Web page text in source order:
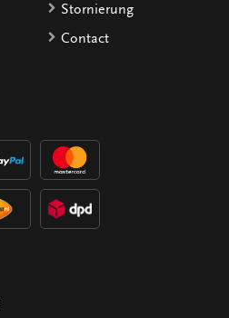
Stornierung
Contact